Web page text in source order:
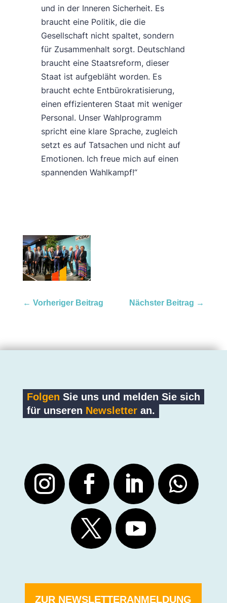
und in der Inneren Sicherheit. Es
braucht eine Politik, die die
Gesellschaft nicht spaltet, sondern
für Zusammenhalt sorgt. Deutschland
braucht eine Staatsreform, dieser
Staat ist aufgebläht worden. Es
braucht echte Entbürokratisierung,
einen effizienteren Staat mit weniger
Personal. Unser Wahlprogramm
spricht eine klare Sprache, zugleich
setzt es auf Tatsachen und nicht auf
Emotionen. Ich freue mich auf einen
spannenden Wahlkampf!“
← Vorheriger Beitrag Nächster Beitrag →
Folgen Sie uns und melden Sie sich
für unseren Newsletteran.
ZUR NEWSLETTERANMELDUNG